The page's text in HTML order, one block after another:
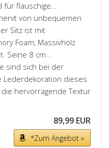
für flauschige...
von unbequemen
Sitz ist mit
Foam, Massivholz
Seine 8 cm...
sind sich bei der
Lederdekoration dieses
hervorragende Textur
89,99 EUR
*Zum Angebot »